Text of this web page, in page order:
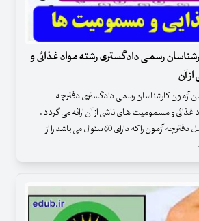
رسمی دادگستری رشته مواد غذائی و
آن
آزمون کارشناسان رسمی دادگستری دفترچه
غذائی و مسمومیت های ناشی از آن ارائه می گردد .
علاقمندان می توانند اصل دفترچه آزمون را که دارای 60 سئوال می باشد را از